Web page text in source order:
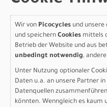
Varianten
Wir von Picocycles und
und speichern Cookies mittels
Betrieb der Website und aus
unbedingt notwendig,
Unter Nutzung optionaler
Daten u.a. an unsere Partner
Datenquellen
könnten. Wenngleich es kaum